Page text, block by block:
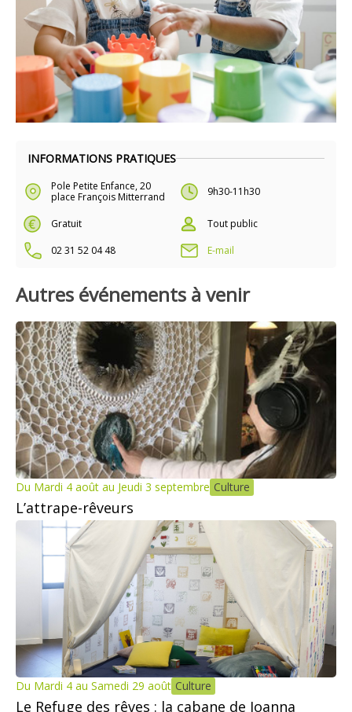
INFORMATIONS PRATIQUES
Pole Petite Enfance, 20
place François Mitterrand
9h30-11h30
Gratuit
Tout public
02 31 52 04 48
E-mail
Autres événements à venir
Du Mardi 4 août au Jeudi 3 septembre Culture
L’attrape-rêveurs
Du Mardi 4 au Samedi 29 août Culture
Le Refuge des rêves : la cabane de Joanna